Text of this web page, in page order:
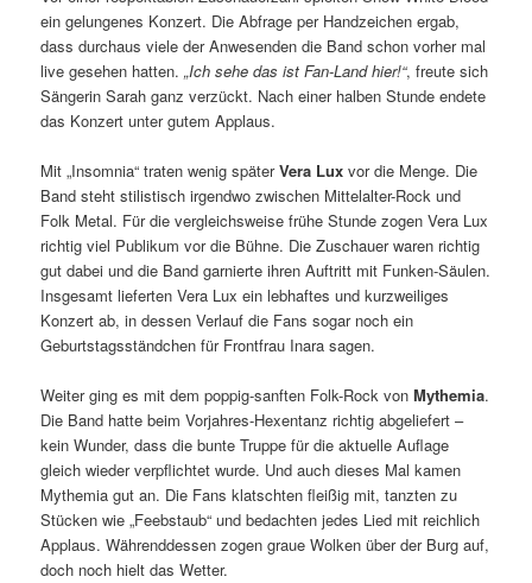
ein gelungenes Konzert. Die Abfrage per Handzeichen ergab,
dass durchaus viele der Anwesenden die Band schon vorher mal
live gesehen hatten.„Ich sehe das ist Fan-Land hier!“, freute sich
Sängerin Sarah ganz verzückt. Nach einer halben Stunde endete
das Konzert unter gutem Applaus.
Mit „Insomnia“ traten wenig späterVera Lux vor die Menge. Die
Band steht stilistisch irgendwo zwischen Mittelalter-Rock und
Folk Metal. Für die vergleichsweise frühe Stunde zogen Vera Lux
richtig viel Publikum vor die Bühne. Die Zuschauer waren richtig
gut dabei und die Band garnierte ihren Auftritt mit Funken-Säulen.
Insgesamt lieferten Vera Lux ein lebhaftes und kurzweiliges
Konzert ab, in dessen Verlauf die Fans sogar noch ein
Geburtstagsständchen für Frontfrau Inara sagen.
Weiter ging es mit dem poppig-sanften Folk-Rock vonMythemia.
Die Band hatte beim Vorjahres-Hexentanz richtig abgeliefert –
kein Wunder, dass die bunte Truppe für die aktuelle Auflage
gleich wieder verpflichtet wurde. Und auch dieses Mal kamen
Mythemia gut an. Die Fans klatschten fleißig mit, tanzten zu
Stücken wie „Feebstaub“ und bedachten jedes Lied mit reichlich
Applaus. Währenddessen zogen graue Wolken über der Burg auf,
doch noch hielt das Wetter.